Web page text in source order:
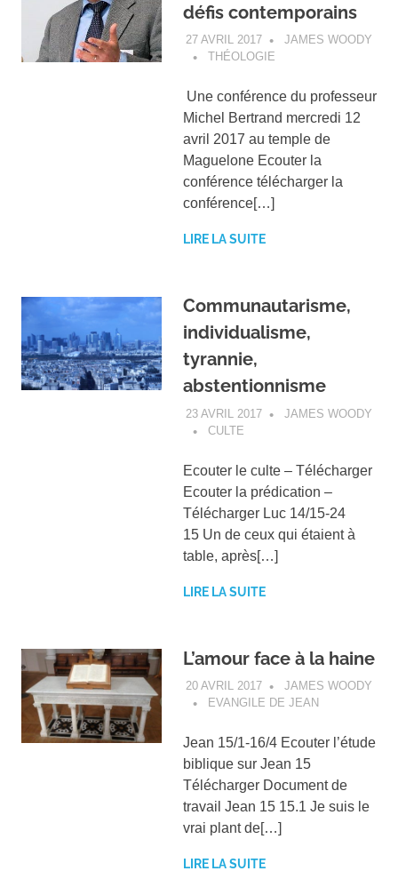
défis contemporains
27 AVRIL 2017
JAMES WOODY
THÉOLOGIE
Une conférence du professeur
Michel Bertrand mercredi 12
avril 2017 au temple de
Maguelone Ecouter la
conférence télécharger la
conférence[…]
LIRE LA SUITE
Communautarisme,
individualisme,
tyrannie,
abstentionnisme
23 AVRIL 2017
JAMES WOODY
CULTE
Ecouter le culte – Télécharger
Ecouter la prédication –
Télécharger Luc 14/15-24
15 Un de ceux qui étaient à
table, après[…]
LIRE LA SUITE
L’amour face à la haine
20 AVRIL 2017
JAMES WOODY
EVANGILE DE JEAN
Jean 15/1-16/4 Ecouter l’étude
biblique sur Jean 15
Télécharger Document de
travail Jean 15 15.1 Je suis le
vrai plant de[…]
LIRE LA SUITE